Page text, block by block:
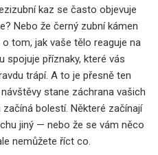
kaz se často objevuje
Nebo že černý zubní kámen
tom, jak vaše tělo reaguje na
spojuje příznaky, které vás
trápí. A to je přesně ten
stane záchrana vašich
bolestí. Některé začínají
jiný — nebo že se vám něco
nemůžete říct co.